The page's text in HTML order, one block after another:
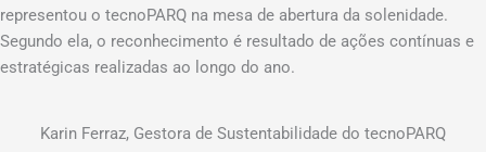
representou o tecnoPARQ na mesa de abertura da solenidade.
Segundo ela, o reconhecimento é resultado de ações contínuas e
estratégicas realizadas ao longo do ano.
Karin Ferraz, Gestora de Sustentabilidade do tecnoPARQ